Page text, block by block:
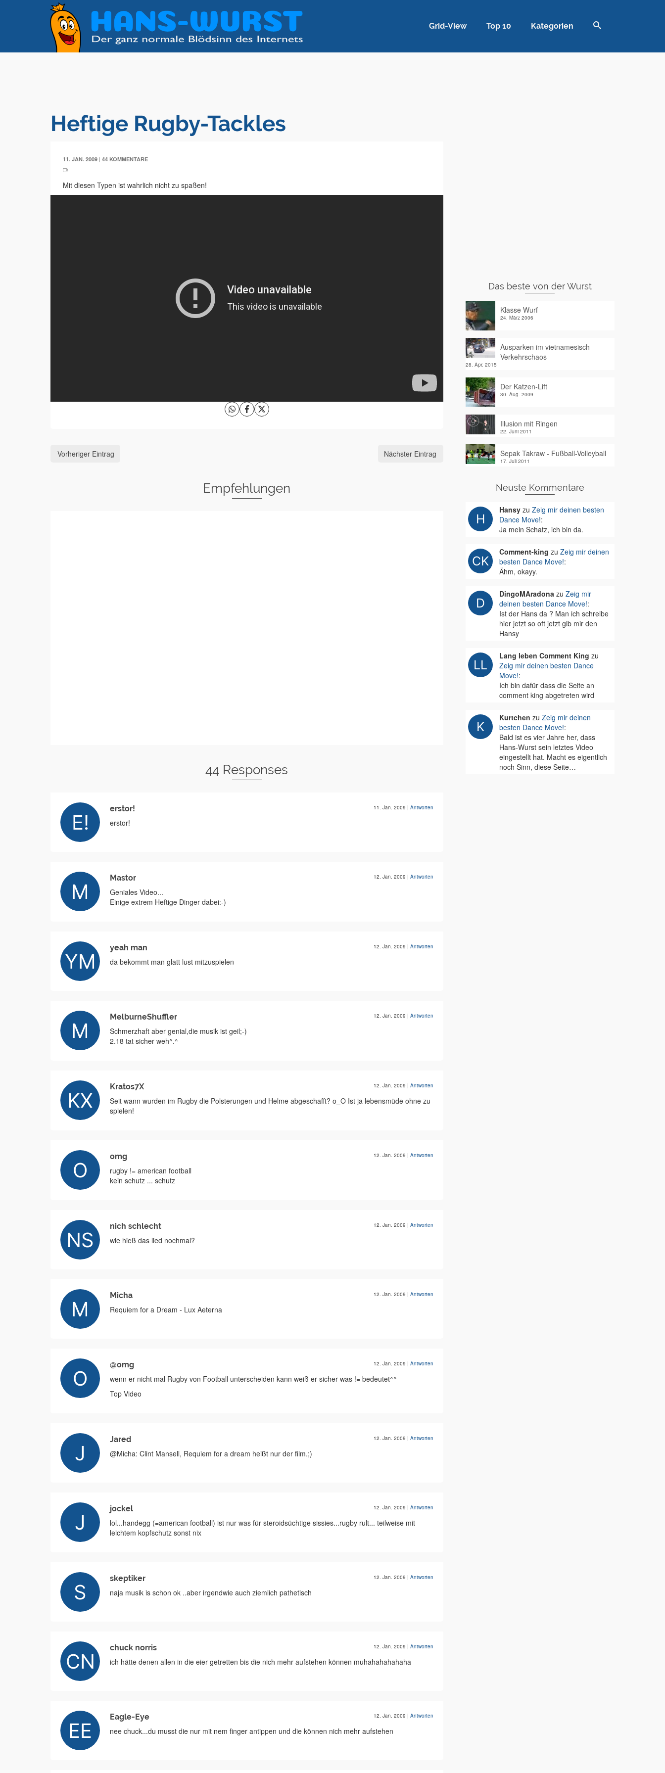
Grid-View Top 10 Kategorien
Heftige Rugby-Tackles
11. JAN. 2009 | 44 KOMMENTARE
Mit diesen Typen ist wahrlich nicht zu spaßen!
Vorheriger Eintrag Nächster Eintrag
Empfehlungen
44 Responses
erstor! 11. Jan. 2009 | Antworten
erstor!
Mastor 12. Jan. 2009 | Antworten
Geniales Video...
Einige extrem Heftige Dinger dabei:-)
yeah man 12. Jan. 2009 | Antworten
da bekommt man glatt lust mitzuspielen
MelburneShuffler 12. Jan. 2009 | Antworten
Schmerzhaft aber genial,die musik ist geil;-)
2.18 tat sicher weh^.^
Kratos7X 12. Jan. 2009 | Antworten
Seit wann wurden im Rugby die Polsterungen und Helme abgeschafft? o_O Ist ja lebensmüde ohne zu
spielen!
omg 12. Jan. 2009 | Antworten
rugby != american football
kein schutz ... schutz
nich schlecht 12. Jan. 2009 | Antworten
wie hieß das lied nochmal?
Micha 12. Jan. 2009 | Antworten
Requiem for a Dream - Lux Aeterna
@omg 12. Jan. 2009 | Antworten
wenn er nicht mal Rugby von Football unterscheiden kann weiß er sicher was != bedeutet^^
Top Video
Jared 12. Jan. 2009 | Antworten
@Micha: Clint Mansell, Requiem for a dream heißt nur der film.;)
jockel 12. Jan. 2009 | Antworten
lol...handegg (=american football) ist nur was für steroidsüchtige sissies...rugby rult... teilweise mit
leichtem kopfschutz sonst nix
skeptiker 12. Jan. 2009 | Antworten
naja musik is schon ok ..aber irgendwie auch ziemlich pathetisch
chuck norris 12. Jan. 2009 | Antworten
ich hätte denen allen in die eier getretten bis die nich mehr aufstehen können muhahahahahaha
Eagle-Eye 12. Jan. 2009 | Antworten
nee chuck...du musst die nur mit nem finger antippen und die können nich mehr aufstehen
Das beste von der Wurst
Klasse Wurf
24. März 2006
Ausparken im vietnamesisch
Verkehrschaos
28. Apr. 2015
Der Katzen-Lift
30. Aug. 2009
Illusion mit Ringen
22. Juni 2011
Sepak Takraw - Fußball-Volleyball
17. Juli 2011
Neuste Kommentare
Hansyzu Zeig mir deinen besten
Dance Move!:
Ja mein Schatz, ich bin da.
Comment-king zu Zeig mir deinen
besten Dance Move!:
Ähm, okayy.
DingoMAradonazu Zeig mir
deinen besten Dance Move!:
Ist der Hans da ? Man ich schreibe
hier jetzt so oft jetzt gib mir den
Hansy
Lang leben Comment King zu
Zeig mir deinen besten Dance
Move!:
Ich bin dafür dass die Seite an
comment king abgetreten wird
Kurtchen zu Zeig mir deinen
besten Dance Move!:
Bald ist es vier Jahre her, dass
Hans-Wurst sein letztes Video
eingestellt hat. Macht es eigentlich
noch Sinn, diese Seite…